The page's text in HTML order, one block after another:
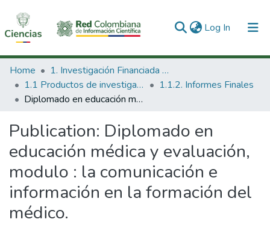
Log In (current)
Communities & Collections
All of DSpace
Home
1. Investigación Financiada con Recursos Públicos
1.1 Productos de investigación
1.1.2. Informes Finales
Diplomado en educación médica y evaluación, modulo : la comunicación e información en la formación del médico.
Publication: Diplomado en
educación médica y evaluación,
modulo : la comunicación e
información en la formación del
médico.